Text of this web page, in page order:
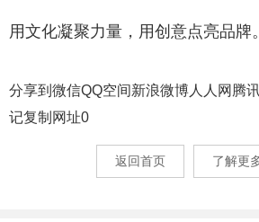
用文化凝聚力量，用创意点亮品牌。
分享到 微信QQ空间新浪微博 人人网 腾
记复制网址0
返回首页 了解更